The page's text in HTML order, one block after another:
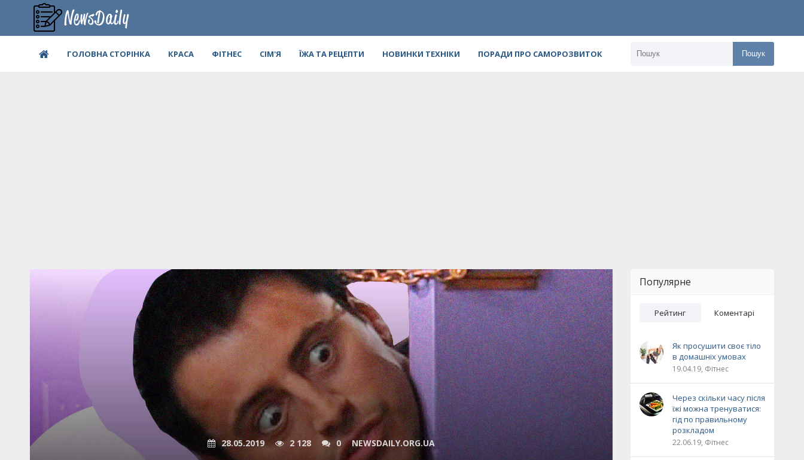
ГОЛОВНА СТОРІНКА КРАСА ФІТНЕС СІМ'Я ЇЖА ТА РЕЦЕПТИ НОВИНКИ ТЕХНІКИ ПОРАДИ ПРО САМОРОЗВИТОК Пошук
28.05.2019 2 128 0 NEWSDAILY.ORG.UA
Популярне
Рейтинг Коментарі
Як просушити своє тіло
в домашніх умовах
19.04.19, Фітнес
Через скільки часу після
їжі можна тренуватися:
гід по правильному
розкладом
22.06.19, Фітнес